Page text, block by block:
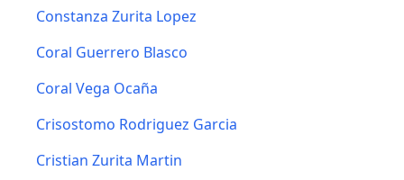
Constanza Zurita Lopez
Coral Guerrero Blasco
Coral Vega Ocaña
Crisostomo Rodriguez Garcia
Cristian Zurita Martin